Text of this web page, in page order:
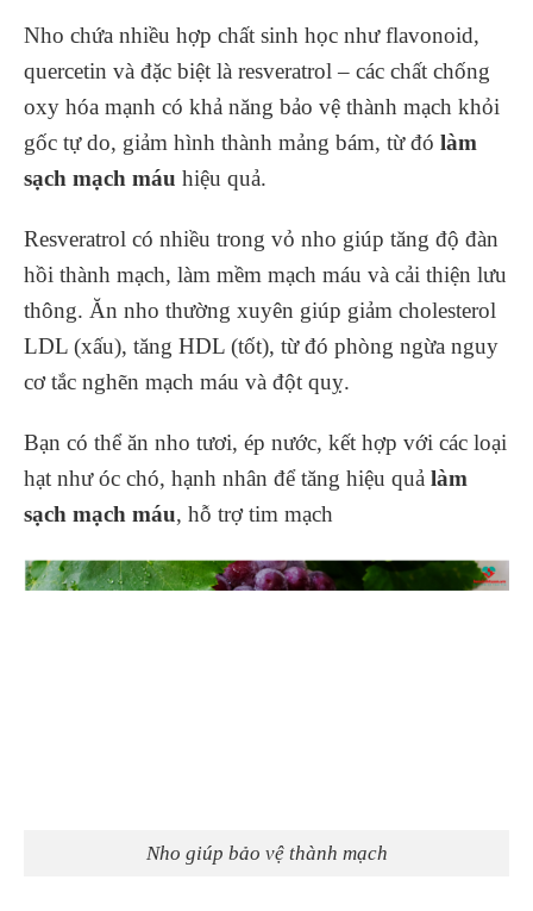
Nho chứa nhiều hợp chất sinh học như flavonoid,
quercetin và đặc biệt là resveratrol – các chất chống
oxy hóa mạnh có khả năng bảo vệ thành mạch khỏi
gốc tự do, giảm hình thành mảng bám, từ đó làm
sạch mạch máu hiệu quả.
Resveratrol có nhiều trong vỏ nho giúp tăng độ đàn
hồi thành mạch, làm mềm mạch máu và cải thiện lưu
thông. Ăn nho thường xuyên giúp giảm cholesterol
LDL (xấu), tăng HDL (tốt), từ đó phòng ngừa nguy
cơ tắc nghẽn mạch máu và đột quỵ.
Bạn có thể ăn nho tươi, ép nước, kết hợp với các loại
hạt như óc chó, hạnh nhân để tăng hiệu quả làm
sạch mạch máu, hỗ trợ tim mạch
Nho giúp bảo vệ thành mạch